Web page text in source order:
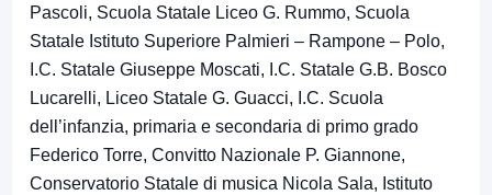
Pascoli, Scuola Statale Liceo G. Rummo, Scuola
Statale Istituto Superiore Palmieri – Rampone – Polo,
I.C. Statale Giuseppe Moscati, I.C. Statale G.B. Bosco
Lucarelli, Liceo Statale G. Guacci, I.C. Scuola
dell’infanzia, primaria e secondaria di primo grado
Federico Torre, Convitto Nazionale P. Giannone,
Conservatorio Statale di musica Nicola Sala, Istituto